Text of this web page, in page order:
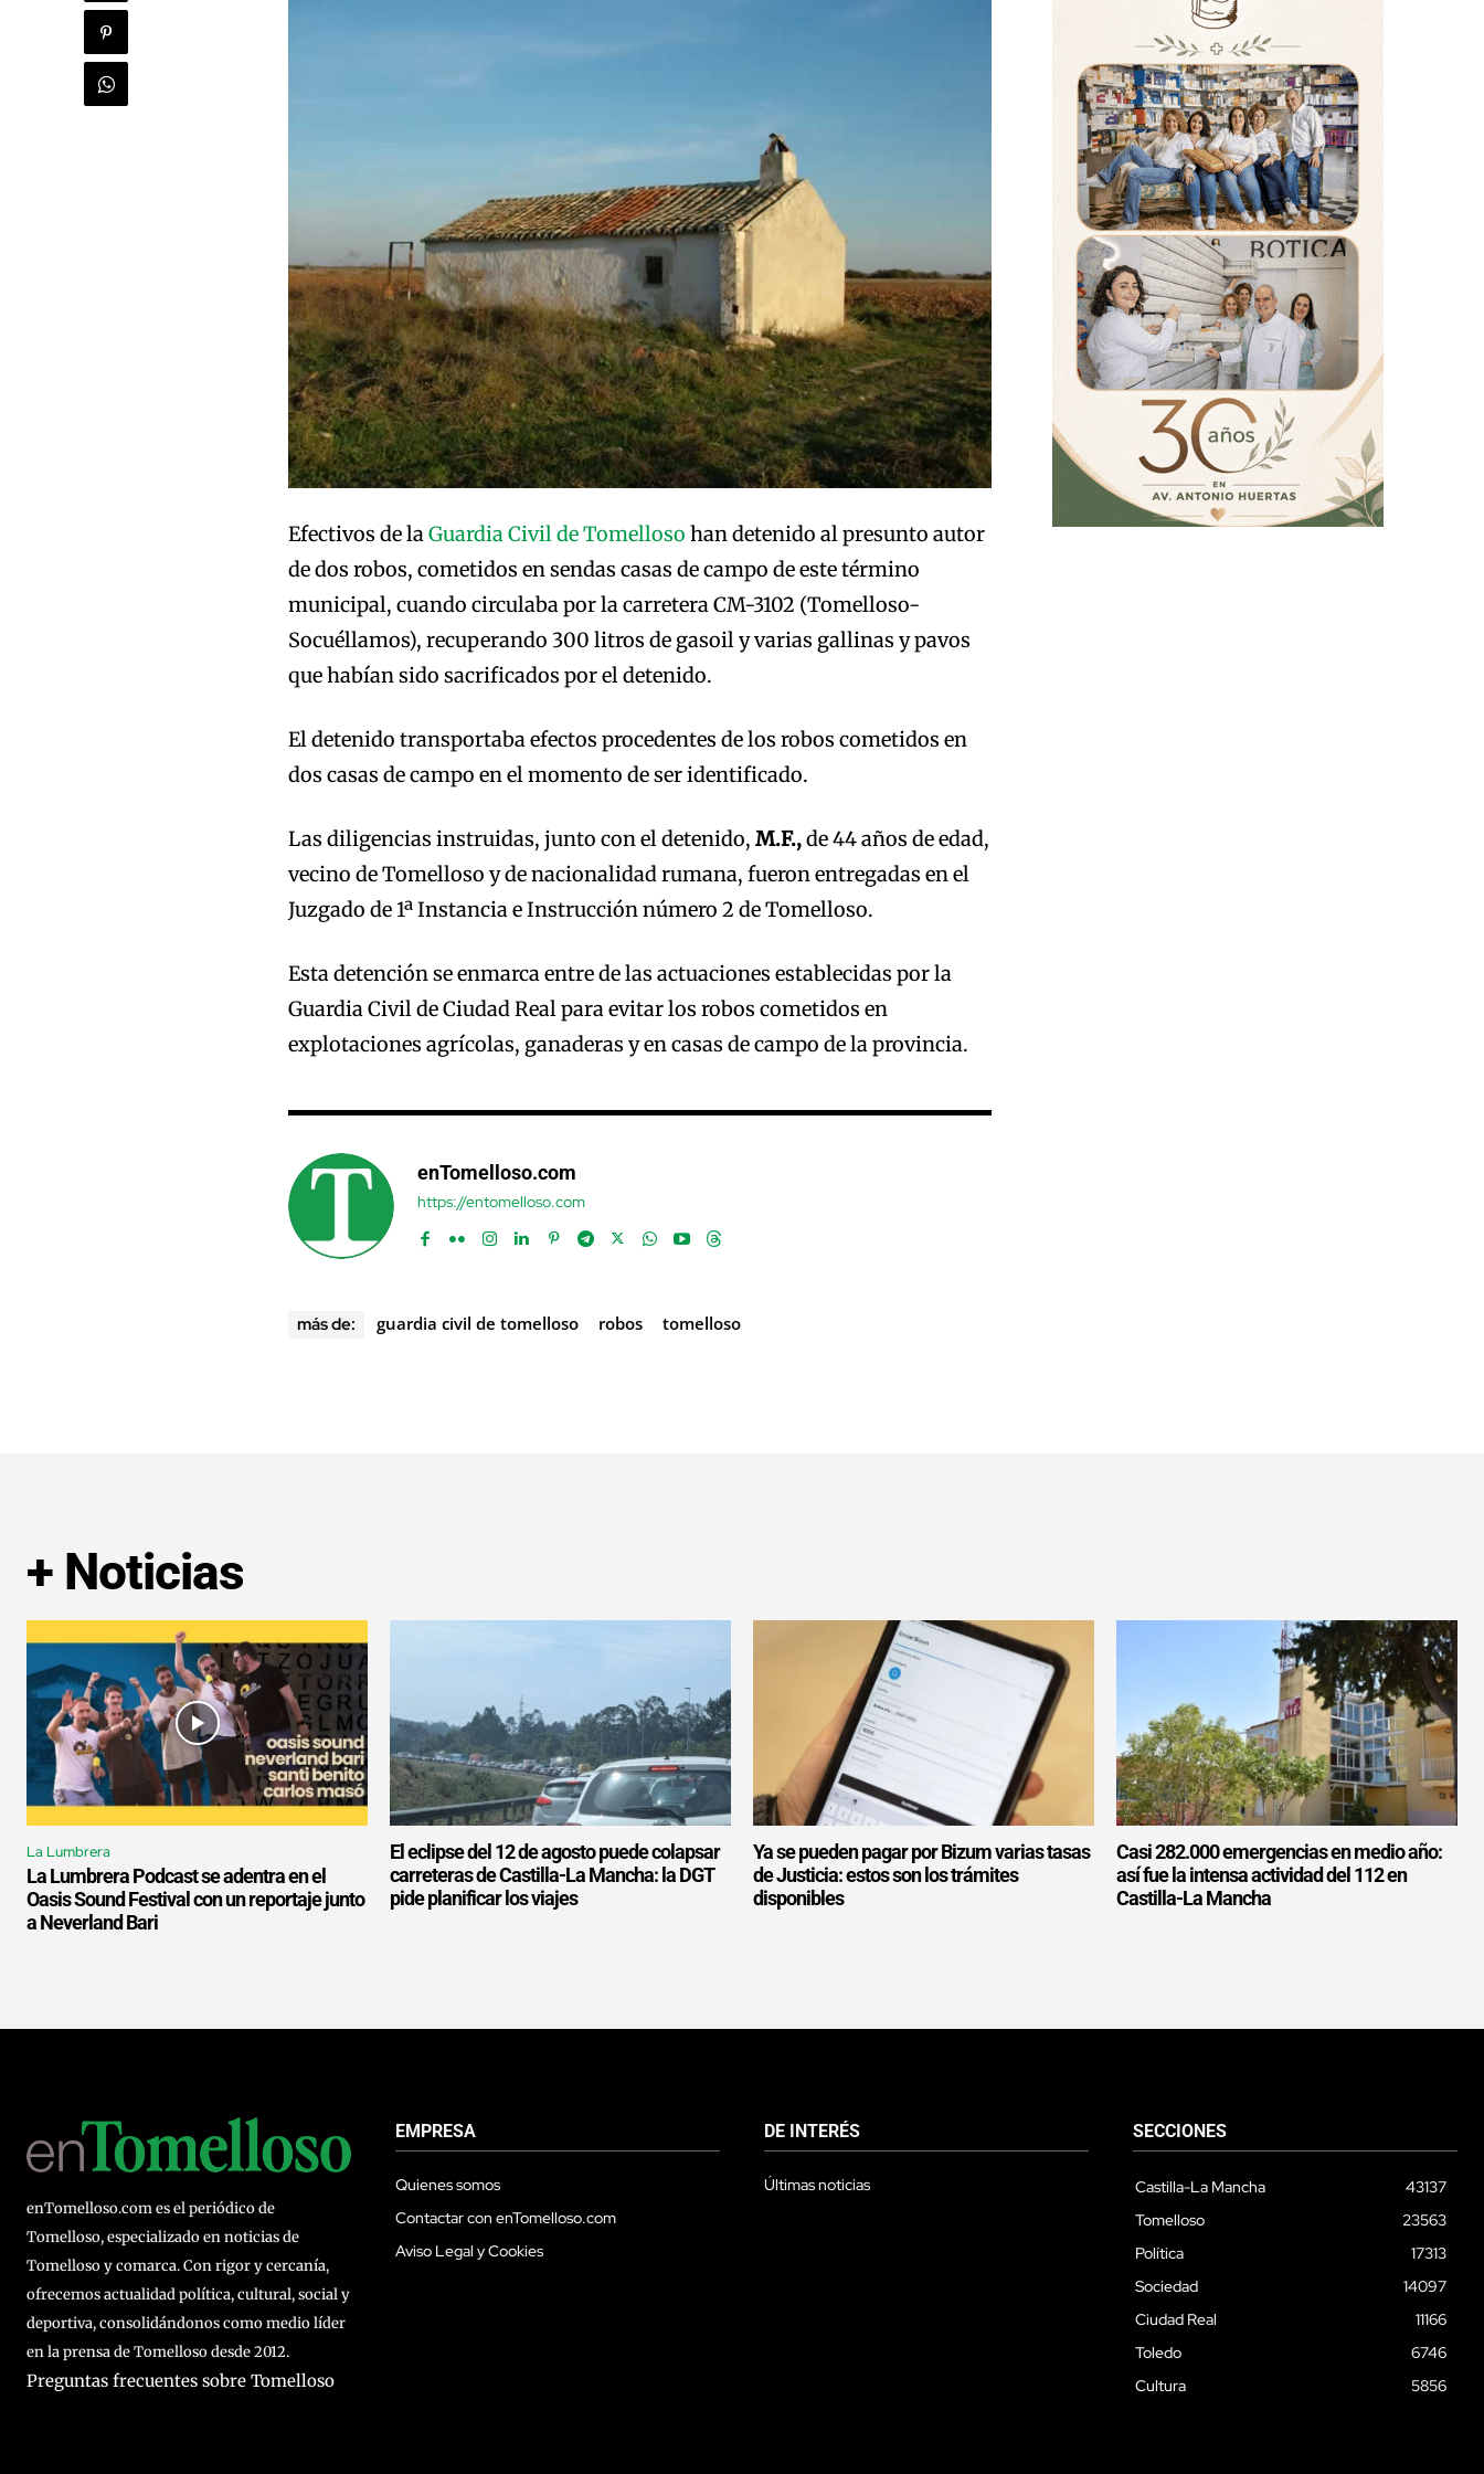
Efectivos de laGuardia Civil de Tomelloso han detenido al presunto autor
de dos robos, cometidos en sendas casas de campo de este término
municipal, cuando circulaba por la carretera CM-3102 (Tomelloso-
Socuéllamos), recuperando 300 litros de gasoil y varias gallinas y pavos
que habían sido sacrificados por el detenido.
El detenido transportaba efectos procedentes de los robos cometidos en
dos casas de campo en el momento de ser identificado.
Las diligencias instruidas, junto con el detenido, M.F.,de 44 años de edad,
vecino de Tomelloso y de nacionalidad rumana, fueron entregadas en el
Juzgado de 1ª Instancia e Instrucción número 2 de Tomelloso.
Esta detención se enmarca entre de las actuaciones establecidas por la
Guardia Civil de Ciudad Real para evitar los robos cometidos en
explotaciones agrícolas, ganaderas y en casas de campo de la provincia.
enTomelloso.com
https://entomelloso.com
más de: guardia civil de tomelloso robos tomelloso
+ Noticias
La Lumbrera
La Lumbrera Podcast se adentra en el
Oasis Sound Festival con un reportaje junto
a Neverland Bari
El eclipse del 12 de agosto puede colapsar
carreteras de Castilla-La Mancha: la DGT
pide planificar los viajes
Ya se pueden pagar por Bizum varias tasas
de Justicia: estos son los trámites
disponibles
Casi 282.000 emergencias en medio año:
así fue la intensa actividad del 112 en
Castilla-La Mancha
enTomelloso.com es el periódico de
Tomelloso, especializado en noticias de
Tomelloso y comarca. Con rigor y cercanía,
ofrecemos actualidad política, cultural, social y
deportiva, consolidándonos como medio líder
en la prensa de Tomelloso desde 2012.
Preguntas frecuentes sobre Tomelloso
EMPRESA
Quienes somos
Contactar con enTomelloso.com
Aviso Legal y Cookies
DE INTERÉS
Últimas noticias
SECCIONES
Castilla-La Mancha
43137
Tomelloso
23563
Política
17313
Sociedad
14097
Ciudad Real
11166
Toledo
6746
Cultura
5856